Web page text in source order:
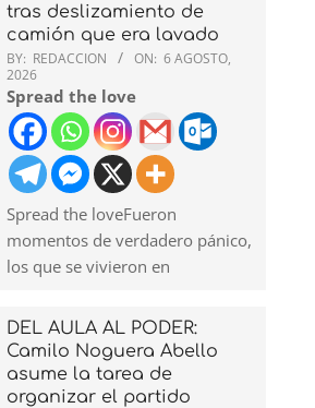
tras deslizamiento de
camión que era lavado
BY: REDACCION ON: 6 AGOSTO,
2026
Spread the love
Spread the loveFueron
momentos de verdadero pánico,
los que se vivieron en
DEL AULA AL PODER:
Camilo Noguera Abello
asume la tarea de
organizar el partido